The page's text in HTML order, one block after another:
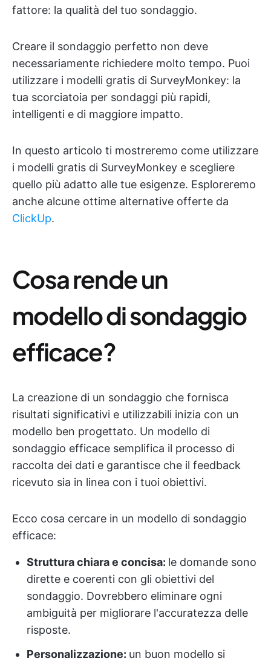
fattore: la qualità del tuo sondaggio.
Creare il sondaggio perfetto non deve
necessariamente richiedere molto tempo. Puoi
utilizzare i modelli gratis di SurveyMonkey: la
tua scorciatoia per sondaggi più rapidi,
intelligenti e di maggiore impatto.
In questo articolo ti mostreremo come utilizzare
i modelli gratis di SurveyMonkey e scegliere
quello più adatto alle tue esigenze. Esploreremo
anche alcune ottime alternative offerte da
ClickUp.
Cosa rende un
modello di sondaggio
efficace?
La creazione di un sondaggio che fornisca
risultati significativi e utilizzabili inizia con un
modello ben progettato. Un modello di
sondaggio efficace semplifica il processo di
raccolta dei dati e garantisce che il feedback
ricevuto sia in linea con i tuoi obiettivi.
Ecco cosa cercare in un modello di sondaggio
efficace:
Struttura chiara e concisa: le domande sono
dirette e coerenti con gli obiettivi del
sondaggio. Dovrebbero eliminare ogni
ambiguità per migliorare l'accuratezza delle
risposte.
Personalizzazione: un buon modello si